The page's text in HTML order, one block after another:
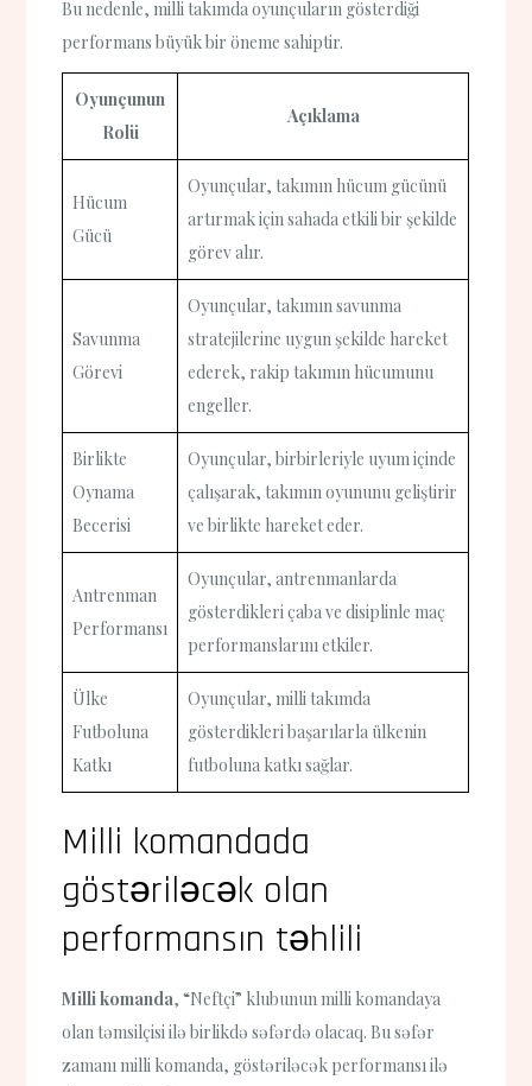
Bu nedenle, milli takımda oyunçuların gösterdiği
performans büyük bir öneme sahiptir.
Oyunçunun
Rolü
Açıklama
Hücum
Gücü
Oyunçular, takımın hücum gücünü
artırmak için sahada etkili bir şekilde
görev alır.
Savunma
Görevi
Oyunçular, takımın savunma
stratejilerine uygun şekilde hareket
ederek, rakip takımın hücumunu
engeller.
Birlikte
Oynama
Becerisi
Oyunçular, birbirleriyle uyum içinde
çalışarak, takımın oyununu geliştirir
ve birlikte hareket eder.
Antrenman
Performansı
Oyunçular, antrenmanlarda
gösterdikleri çaba ve disiplinle maç
performanslarını etkiler.
Ülke
Futboluna
Katkı
Oyunçular, milli takımda
gösterdikleri başarılarla ülkenin
futboluna katkı sağlar.
Milli komandada
göstəriləcək olan
performansın təhlili
Milli komanda, “Neftçi” klubunun milli komandaya
olan təmsilçisi ilə birlikdə səfərdə olacaq. Bu səfər
zamanı milli komanda, göstəriləcək performansı ilə